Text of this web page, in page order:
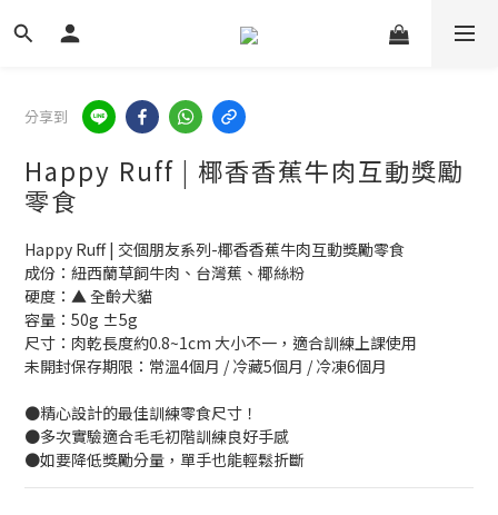
分享到
Happy Ruff | 椰香香蕉牛肉互動獎勵
零食
Happy Ruff | 交個朋友系列-椰香香蕉牛肉互動獎勵零食
成份：紐西蘭草飼牛肉、台灣蕉、椰絲粉
硬度：▲ 全齡犬貓
容量：50g ±5g
尺寸：肉乾長度約0.8~1cm 大小不一，適合訓練上課使用
未開封保存期限：常溫4個月 / 冷藏5個月 / 冷凍6個月
●精心設計的最佳訓練零食尺寸！
●多次實驗適合毛毛初階訓練良好手感
●如要降低獎勵分量，單手也能輕鬆折斷